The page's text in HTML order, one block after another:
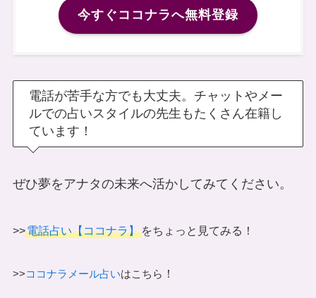
今すぐココナラへ無料登録
電話が苦手な方でも大丈夫。チャットやメー
ルでの占いスタイルの先生もたくさん在籍し
ています！
ぜひ夢をアナタの未来へ活かしてみてください。
>>電話占い【ココナラ】をちょっと見てみる！
>>ココナラメール占いはこちら ！